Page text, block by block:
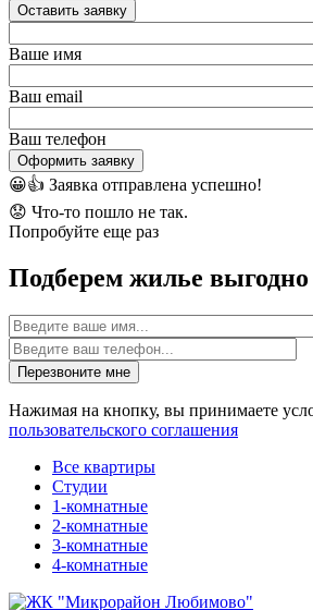
Оставить заявку
Ваше имя
Ваш email
Ваш телефон
Оформить заявку
😀👍 Заявка отправлена успешно!
😟 Что-то пошло не так.
Попробуйте еще раз
Подберем жилье
Имя
Перезвоните мне
Нажимая на кнопку, вы принимаете
пользовательского соглашения
Все квартиры
Студии
1-комнатные
2-комнатные
3-комнатные
4-комнатные